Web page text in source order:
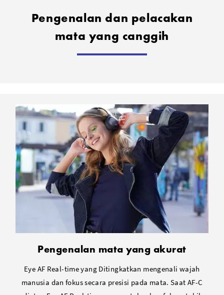
Pengenalan dan pelacakan
mata yang canggih
Pengenalan mata yang akurat
Eye AF Real-time yang Ditingkatkan mengenali wajah
manusia dan fokus secara presisi pada mata. Saat AF-C